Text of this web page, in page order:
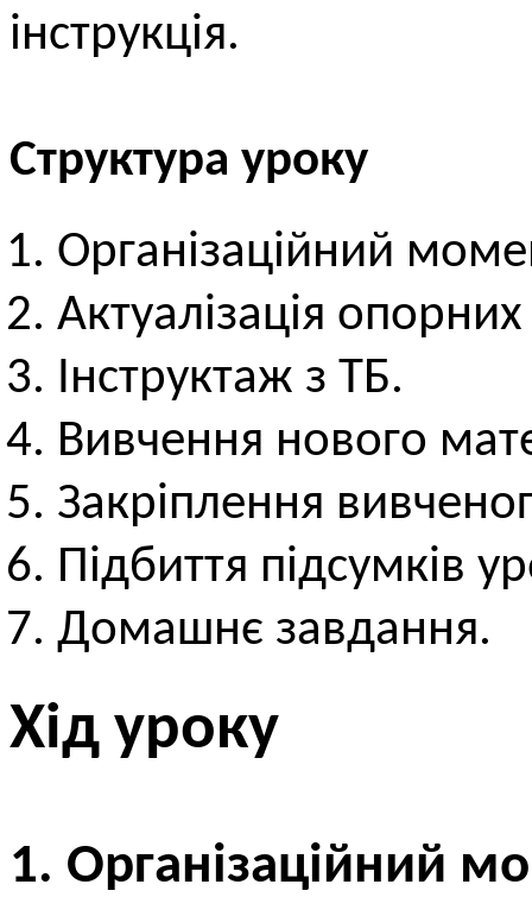
інструкція.
Структура уроку
Організаційний
Актуалізація
Інструктаж з ТБ.
Вивчення нового
Закріплення
Підбиття підсумків
Домашнє завдання.
Хід уроку
1. Організаційний